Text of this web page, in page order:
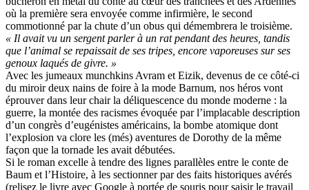
où la première sera envoyée comme infirmière, le second
commotionné par la chute d’un obus qui démembrera le troisième.
« Il avait vu un sergent parler à un rat pendant des heures, tandis
que l’animal se repaissait de ses tripes, encore vaporeuses sur ses
genoux laqués de givre. »
Avec les jumeaux munchkins Avram et Eizik, devenus de ce côté-ci
du miroir deux nains de foire à la mode Barnum, nos héros vont
éprouver dans leur chair la déliquescence du monde moderne : la
guerre, la montée des racismes évoquée par l’implacable description
d’un congrès d’eugénistes américains, la bombe atomique dont
l’explosion va clore les (més) aventures de Dorothy de la même
façon que la tornade les avait débutées.
Si le roman excelle à tendre des lignes parallèles entre le conte de
Baum et l’Histoire, à les sectionner par des faits historiques avérés
(relisez le livre avec Google à portée de souris pour saisir le travail